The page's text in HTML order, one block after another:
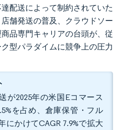
配送によって制約されていた
舗発送の普及、クラウドソー
品専門キャリアの台頭が、従
型パラダイムに競争上の圧力
が2025年の米国Eコマース
を占め、倉庫保管・フル
にかけてCAGR 7.9%で拡大